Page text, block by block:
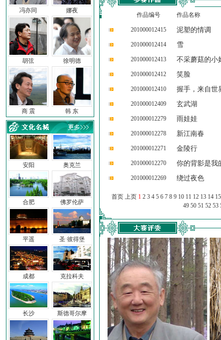
冯亦同 娜夜
胡弦 徐明德
商 震 韩 东
安阳
合肥
平遥
成都
长沙
奥克兰
佛罗伦萨
圣·彼得堡
克拉科夫
斯德哥尔摩
作品编号 作品名称
201000012415 泥塑的情调
201000012414 雪
201000012413 不采蘑菇的小
201000012412 笑脸
201000012410 握手，来自世
201000012409 玄武湖
201000012279 雨娃娃
201000012278 新江南春
201000012271 金陵行
201000012270 你的背影是我
201000012269 绕过夜色
首页 上页 1 2 3 4 5 6 7 8 9 10 11 12 13 14 15
49 50 51 52 53